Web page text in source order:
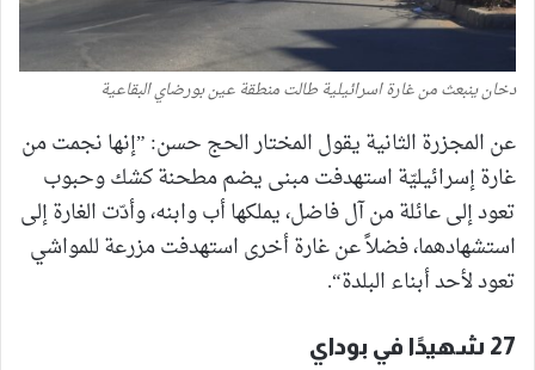
دخان ينبعث من غارة اسرائيلية طالت منطقة عين بورضاي البقاعية
عن المجزرة الثانية يقول المختار الحج حسن: ”إنها نجمت من
غارة إسرائيليّة استهدفت مبنى يضم مطحنة كشك وحبوب
تعود إلى عائلة من آل فاضل، يملكها أب وابنه، وأدّت الغارة إلى
استشهادهما، فضلاً عن غارة أخرى استهدفت مزرعة للمواشي
تعود لأحد أبناء البلدة“.
27 شهيدًا في بوداي